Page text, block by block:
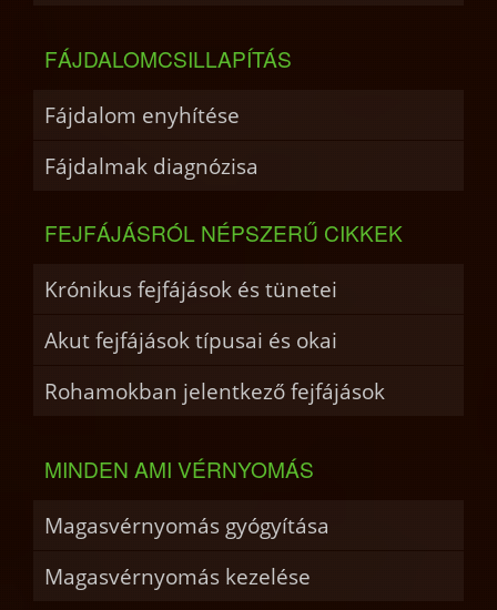
FÁJDALOMCSILLAPÍTÁS
Fájdalom enyhítése
Fájdalmak diagnózisa
FEJFÁJÁSRÓL NÉPSZERŰ CIKKEK
Krónikus fejfájások és tünetei
Akut fejfájások típusai és okai
Rohamokban jelentkező fejfájások
MINDEN AMI VÉRNYOMÁS
Magasvérnyomás gyógyítása
Magasvérnyomás kezelése